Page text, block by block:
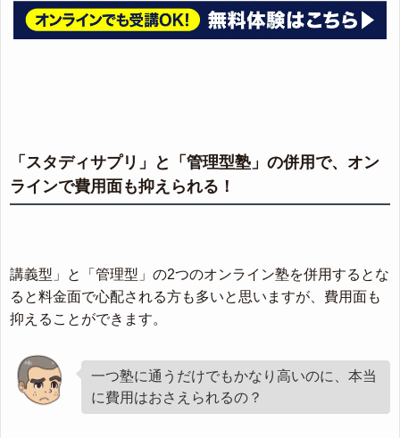
「スタディサプリ」と「管理型塾」の併用で、オン
ラインで費用面も抑えられる！
講義型」と「管理型」の2つのオンライン塾を併用するとな
ると料金面で心配される方も多いと思いますが、費用面も
抑えることができます。
一つ塾に通うだけでもかなり高いのに、本当
に費用はおさえられるの？